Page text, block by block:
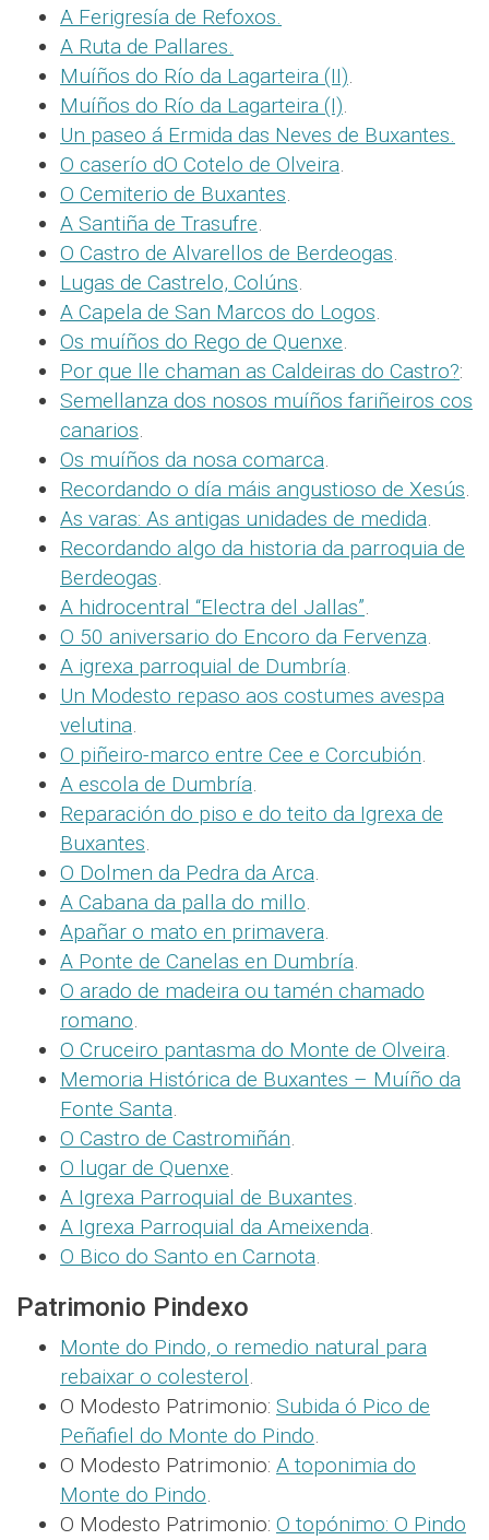
A Ferigresía de Refoxos.
A Ruta de Pallares.
Muíños do Río da Lagarteira (II).
Muíños do Río da Lagarteira (I).
Un paseo á Ermida das Neves de Buxantes.
O caserío dO Cotelo de Olveira.
O Cemiterio de Buxantes.
A Santiña de Trasufre.
O Castro de Alvarellos de Berdeogas.
Lugas de Castrelo, Colúns.
A Capela de San Marcos do Logos.
Os muíños do Rego de Quenxe.
Por que lle chaman as Caldeiras do Castro?:
Semellanza dos nosos muíños fariñeiros cos
canarios.
Os muíños da nosa comarca.
Recordando o día máis angustioso de Xesús.
As varas: As antigas unidades de medida.
Recordando algo da historia da parroquia de
Berdeogas.
A hidrocentral “Electra del Jallas”.
O 50 aniversario do Encoro da Fervenza.
A igrexa parroquial de Dumbría.
Un Modesto repaso aos costumes avespa
velutina.
O piñeiro-marco entre Cee e Corcubión.
A escola de Dumbría.
Reparación do piso e do teito da Igrexa de
Buxantes.
O Dolmen da Pedra da Arca.
A Cabana da palla do millo.
Apañar o mato en primavera.
A Ponte de Canelas en Dumbría.
O arado de madeira ou tamén chamado
romano.
O Cruceiro pantasma do Monte de Olveira.
Memoria Histórica de Buxantes – Muíño da
Fonte Santa.
O Castro de Castromiñán.
O lugar de Quenxe.
A Igrexa Parroquial de Buxantes.
A Igrexa Parroquial da Ameixenda.
O Bico do Santo en Carnota.
Patrimonio Pindexo
Monte do Pindo, o remedio natural para
rebaixar o colesterol.
O Modesto Patrimonio: Subida ó Pico de
Peñafiel do Monte do Pindo.
O Modesto Patrimonio: A toponimia do
Monte do Pindo.
O Modesto Patrimonio: O topónimo: O Pindo